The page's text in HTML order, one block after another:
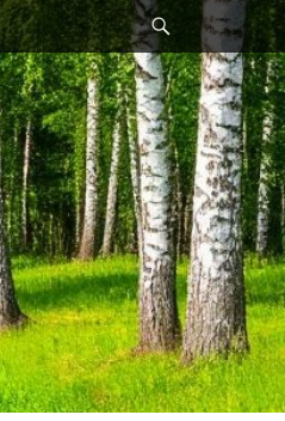
Найти